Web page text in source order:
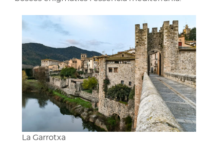
La Garrotxa